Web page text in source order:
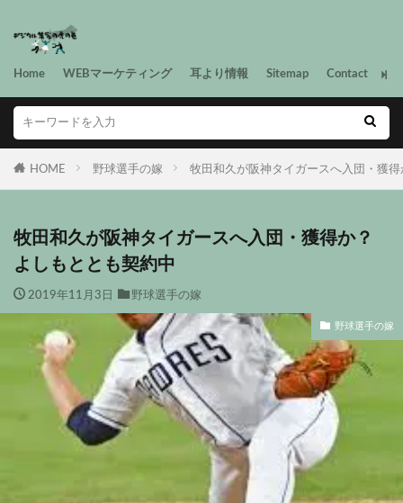
Home WEBマーケティング 耳より情報 Sitemap Contact
HOME 野球選手の嫁 牧田和久が阪神タイガースへ入団・獲
牧田和久が阪神タイガースへ入団・獲得か？
よしもととも契約中
2019年11月3日 野球選手の嫁
野球選手の嫁